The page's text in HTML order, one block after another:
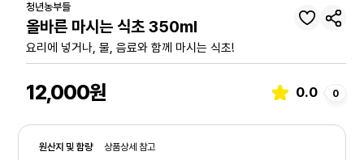
청년농부들
올바른 마시는 식초 350ml
요리에 넣거나, 물, 음료와 함께 마시는 식초!
12,000원 0.0 0
원산지 및 함량
상품상세 참고